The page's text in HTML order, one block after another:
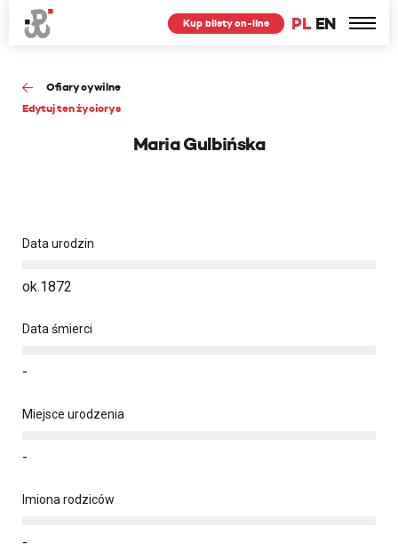
PL EN
Kup bilety on-line
Ofiary cywilne
Edytuj ten życiorys
Maria Gulbińska
Data urodzin
ok.1872
Data śmierci
-
Miejsce urodzenia
-
Imiona rodziców
-